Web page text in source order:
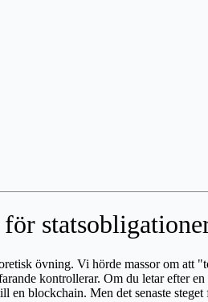
övning. Vi hörde massor om
kontrollerar. Om du letar efter
blockchain. Men det senaste